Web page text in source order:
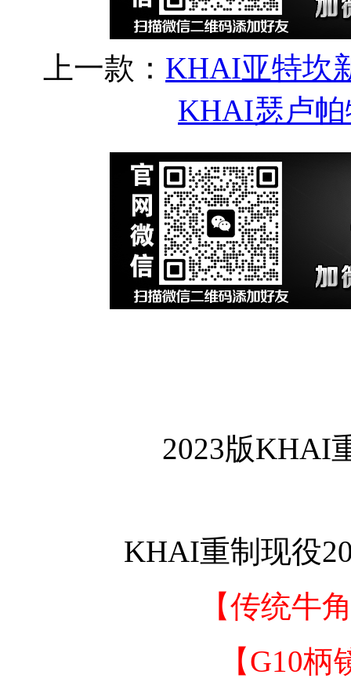
上一款： KHAI亚特坎
KHAI瑟卢
2023版KHAI
KHAI重制现役
【传统牛
【G10